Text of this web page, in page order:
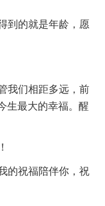
到的就是年龄，愿
我们相距多远，前
生最大的幸福。醒
的祝福陪伴你，祝